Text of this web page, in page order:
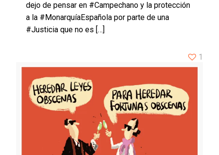
dejo de pensar en #Campechano y la protección
a la #MonarquíaEspañola por parte de una
#Justicia que no es […]
1